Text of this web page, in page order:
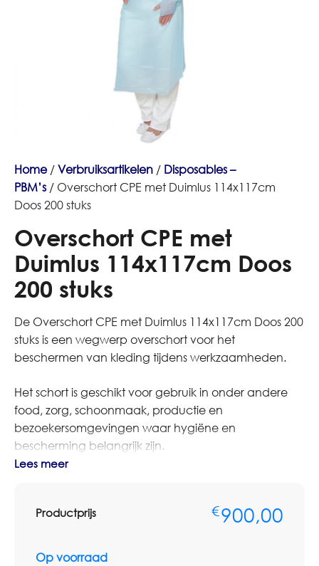
Home/Verbruiksartikelen / Disposables –
PBM’s / Overschort CPE met Duimlus 114x117cm
Doos 200 stuks
Overschort CPE met
Duimlus 114x117cm Doos
200 stuks
De Overschort CPE met Duimlus 114x117cm Doos 200
stuks is een wegwerp overschort voor het
beschermen van kleding tijdens werkzaamheden.
Het schort is geschikt voor gebruik in onder andere
food, zorg, schoonmaak, productie en
bezoekersomgevingen waar hygiëne en
bescherming belangrijk zijn.
Omnimar voor persoonlijk advies of een
aantallen, voorraadbeheer en zakelijke
Lees meer
Productprijs €900,00
Op voorraad